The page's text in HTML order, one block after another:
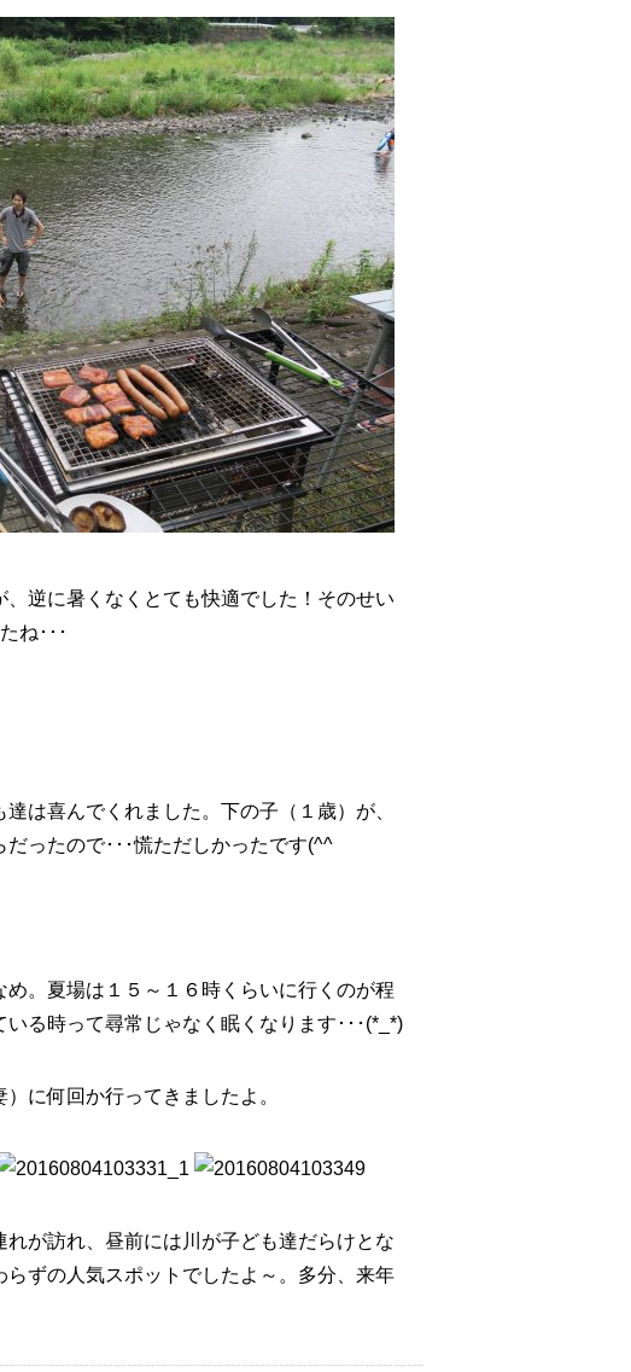
逆に暑くなくとても快適でした！そのせい
ね･･･
は喜んでくれました。下の子（１歳）が、
ったので･･･慌ただしかったです(^^ゞ
。夏場は１５～１６時くらいに行くのが程
る時って尋常じゃなく眠くなります･･･(*_*)
）に何回か行ってきましたよ。
が訪れ、昼前には川が子ども達だらけとな
ずの人気スポットでしたよ～。多分、来年